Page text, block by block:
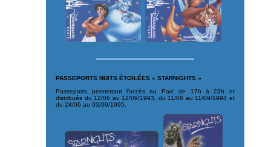
PASSEPORTS NUITS ÉTOILÉES « STARNIGHTS »
Passeports permettant l’accès au Parc de 17h à 23h et
distribués du 12/06 au 12/09/1993, du 11/06 au 11/09/1994 et
du 24/06 au 03/09/1995.